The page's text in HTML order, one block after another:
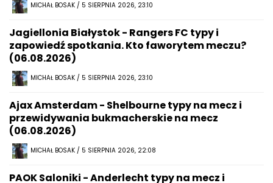
MICHAŁ BOSAK / 5 SIERPNIA 2026, 23:10
Jagiellonia Białystok - Rangers FC typy i
zapowiedź spotkania. Kto faworytem meczu?
(06.08.2026)
MICHAŁ BOSAK / 5 SIERPNIA 2026, 23:10
Ajax Amsterdam - Shelbourne typy na mecz i
przewidywania bukmacherskie na mecz
(06.08.2026)
MICHAŁ BOSAK / 5 SIERPNIA 2026, 22:08
PAOK Saloniki - Anderlecht typy na mecz i